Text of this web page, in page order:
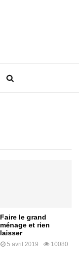
Faire le grand
ménage et rien
laisser
5 avril 2019 10080